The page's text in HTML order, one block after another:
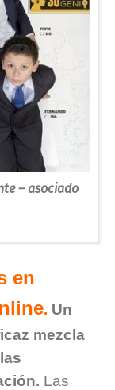
– asociado
en
. Un
mezcla
Las